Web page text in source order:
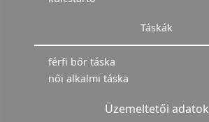
Táskák
férfi bőr táska
női alkalmi táska
Üzemeltetői adatok